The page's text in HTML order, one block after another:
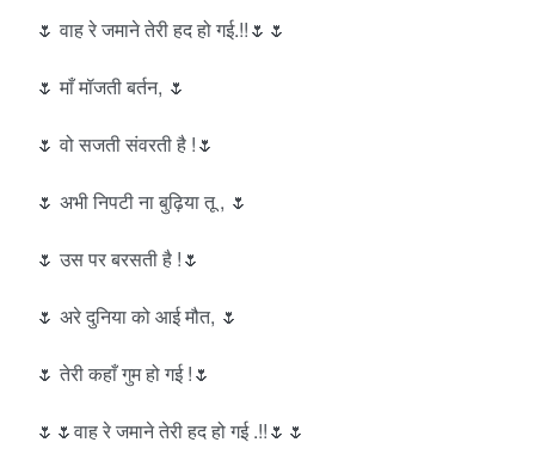
🌷 वाह रे जमाने तेरी हद हो गई.!!🌷🌷
🌷 माँ मॉजती बर्तन, 🌷
🌷 वो सजती संवरती है !🌷
🌷 अभी निपटी ना बुढ़िया तू , 🌷
🌷 उस पर बरसती है !🌷
🌷 अरे दुनिया को आई मौत, 🌷
🌷 तेरी कहाँ गुम हो गई !🌷
🌷🌷वाह रे जमाने तेरी हद हो गई .!!🌷🌷